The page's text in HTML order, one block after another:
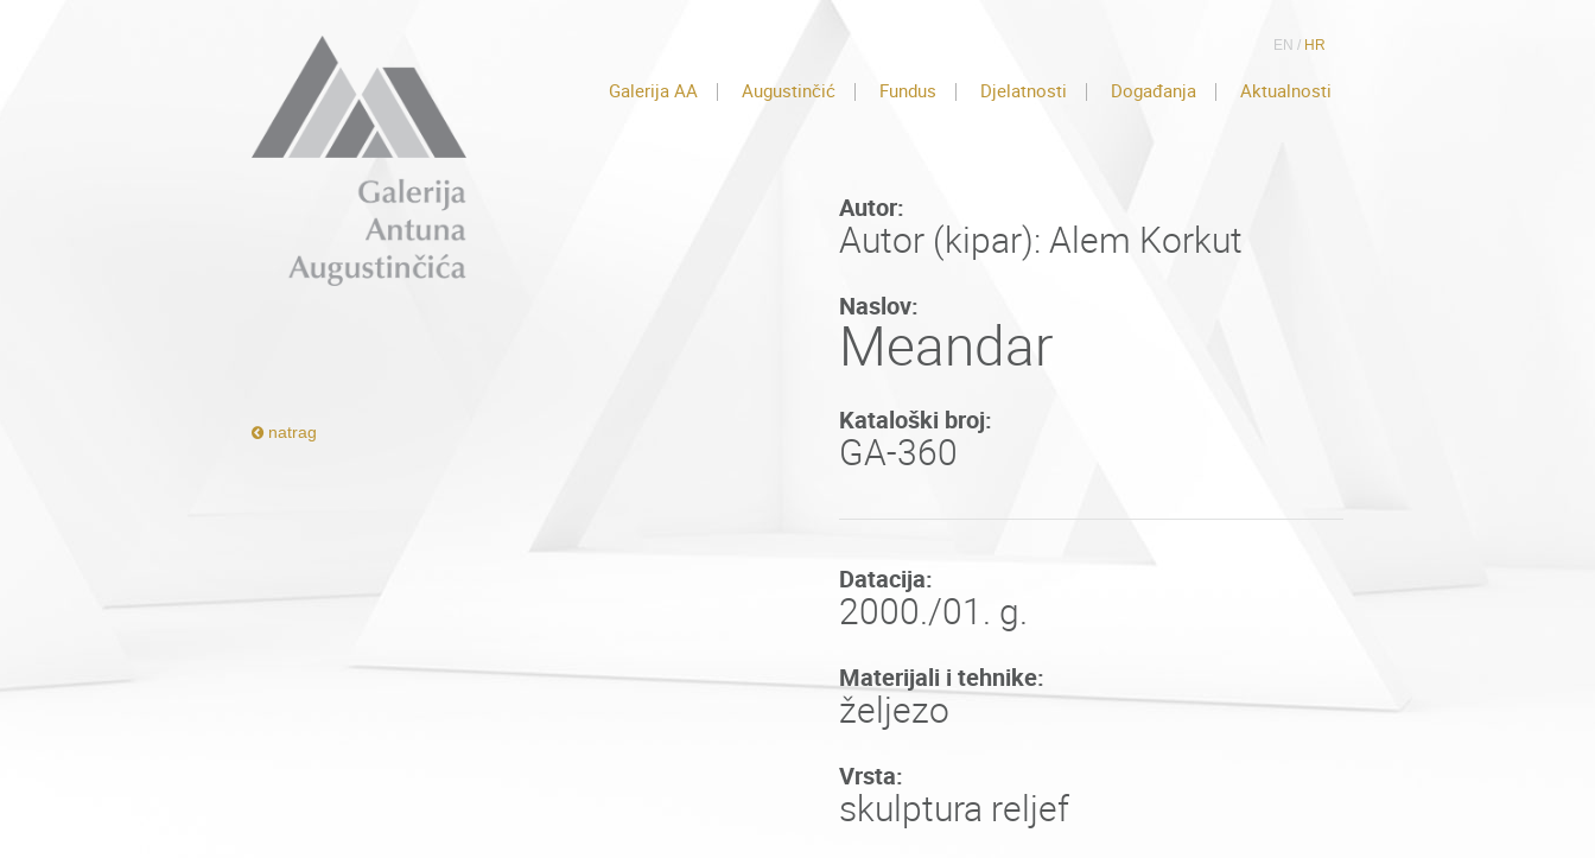
EN / HR
Galerija AA Augustinčić Fundus Djelatnosti Događanja Aktualnosti
natrag
Autor:
Autor (kipar): Alem Korkut
Naslov:
Meandar
Kataloški broj:
GA-360
Datacija:
2000./01. g.
Materijali i tehnike:
željezo
Vrsta:
skulptura reljef